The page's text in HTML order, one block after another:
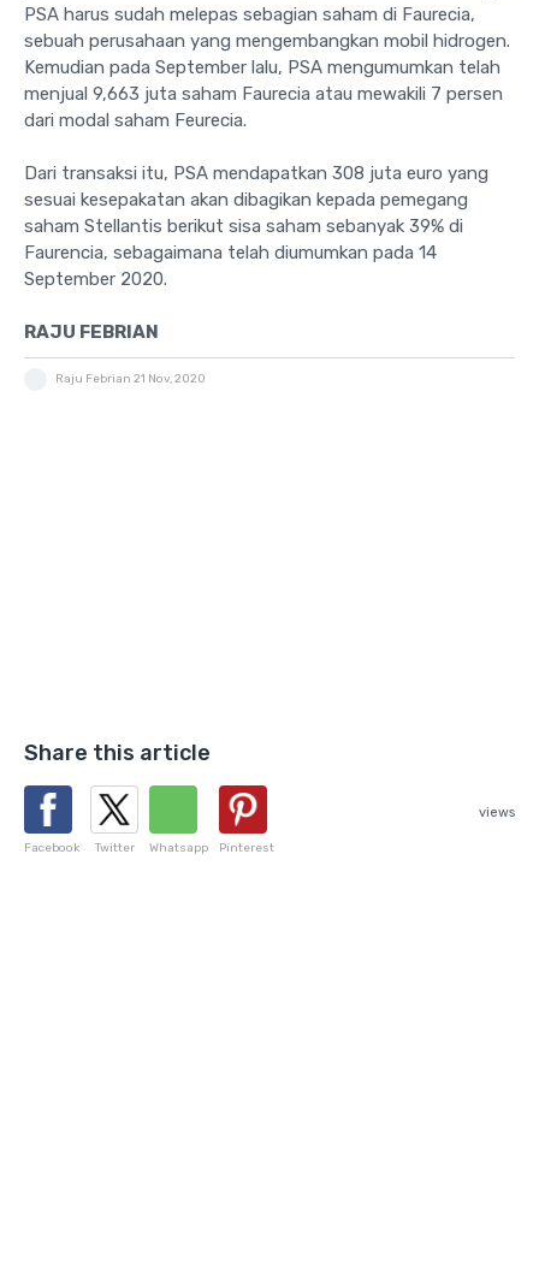
PSA harus sudah melepas sebagian saham di Faurecia,
sebuah perusahaan yang mengembangkan mobil hidrogen.
Kemudian pada September lalu, PSA mengumumkan telah
menjual 9,663 juta saham Faurecia atau mewakili 7 persen
dari modal saham Feurecia.
Dari transaksi itu, PSA mendapatkan 308 juta euro yang
sesuai kesepakatan akan dibagikan kepada pemegang
saham Stellantis berikut sisa saham sebanyak 39% di
Faurencia, sebagaimana telah diumumkan pada 14
September 2020.
RAJU FEBRIAN
Raju Febrian 21 Nov, 2020
Share this article
Facebook Twitter Whatsapp Pinterest
views